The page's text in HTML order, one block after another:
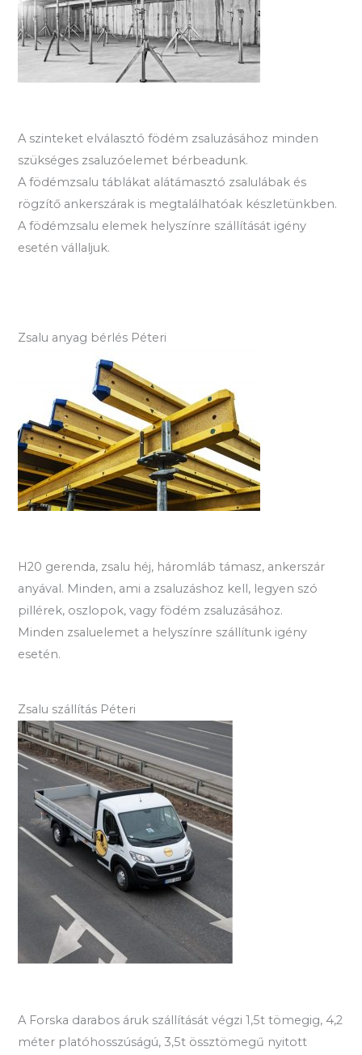
A szinteket elválasztó födém zsaluzásához minden
szükséges zsaluzóelemet bérbeadunk.
A födémzsalu táblákat alátámasztó zsalulábak és
rögzítő ankerszárak is megtalálhatóak készletünkben.
A födémzsalu elemek helyszínre szállítását igény
esetén vállaljuk.
Zsalu anyag bérlés Péteri
H20 gerenda, zsalu héj, háromláb támasz, ankerszár
anyával. Minden, ami a zsaluzáshoz kell, legyen szó
pillérek, oszlopok, vagy födém zsaluzásához.
Minden zsaluelemet a helyszínre szállítunk igény
esetén.
Zsalu szállítás Péteri
A Forska darabos áruk szállítását végzi 1,5t tömegig, 4,2
méter platóhosszúságú, 3,5t össztömegű nyitott